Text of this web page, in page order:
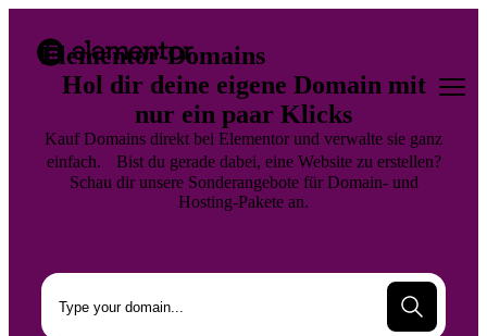
Elementor-Domains
Hol dir deine eigene Domain mit
nur ein paar Klicks
Kauf Domains direkt bei Elementor und verwalte sie ganz
einfach. Bist du gerade dabei, eine Website zu erstellen?
Schau dir unsere Sonderangebote für Domain- und
Hosting-Pakete an.
Suche